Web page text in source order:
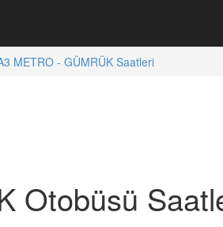
METRO - GÜMRÜK Saatleri
Otobüsü